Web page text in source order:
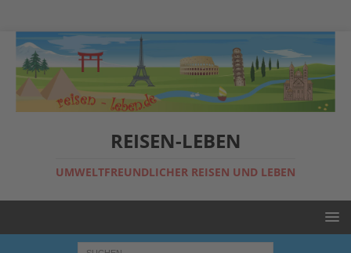
REISEN-LEBEN
UMWELTFREUNDLICHER REISEN UND LEBEN